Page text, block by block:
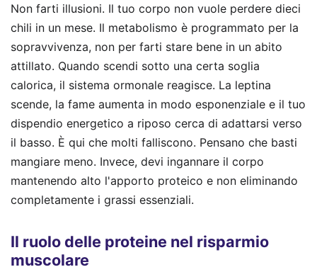
Non farti illusioni. Il tuo corpo non vuole perdere dieci
chili in un mese. Il metabolismo è programmato per la
sopravvivenza, non per farti stare bene in un abito
attillato. Quando scendi sotto una certa soglia
calorica, il sistema ormonale reagisce. La leptina
scende, la fame aumenta in modo esponenziale e il tuo
dispendio energetico a riposo cerca di adattarsi verso
il basso. È qui che molti falliscono. Pensano che basti
mangiare meno. Invece, devi ingannare il corpo
mantenendo alto l'apporto proteico e non eliminando
completamente i grassi essenziali.
Il ruolo delle proteine nel risparmio
muscolare